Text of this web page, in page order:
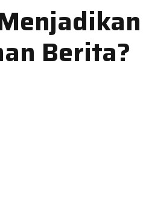
Berita?